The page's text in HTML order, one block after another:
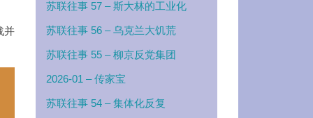
并
苏联往事 57 – 斯大林的工业化
苏联往事 56 – 乌克兰大饥荒
苏联往事 55 – 柳京反党集团
2026-01 – 传家宝
苏联往事 54 – 集体化反复